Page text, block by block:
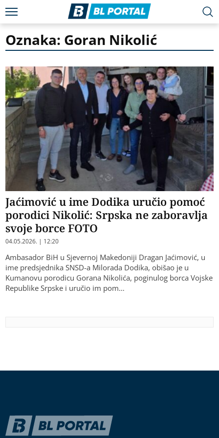
Oznaka: Goran Nikolić
Јaćimović u ime Dodika uručio pomoć
porodici Nikolić: Srpska ne zaboravlja
svoje borce FOTO
04.05.2026. | 12:20
Ambasador BiH u Sjevernoj Makedoniji Dragan Јaćimović, u
ime predsjednika SNSD-a Milorada Dodika, obišao je u
Kumanovu porodicu Gorana Nikolića, poginulog borca Vojske
Republike Srpske i uručio im pom…